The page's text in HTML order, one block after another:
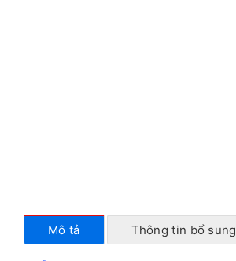
Mô tả Thông tin bổ sung